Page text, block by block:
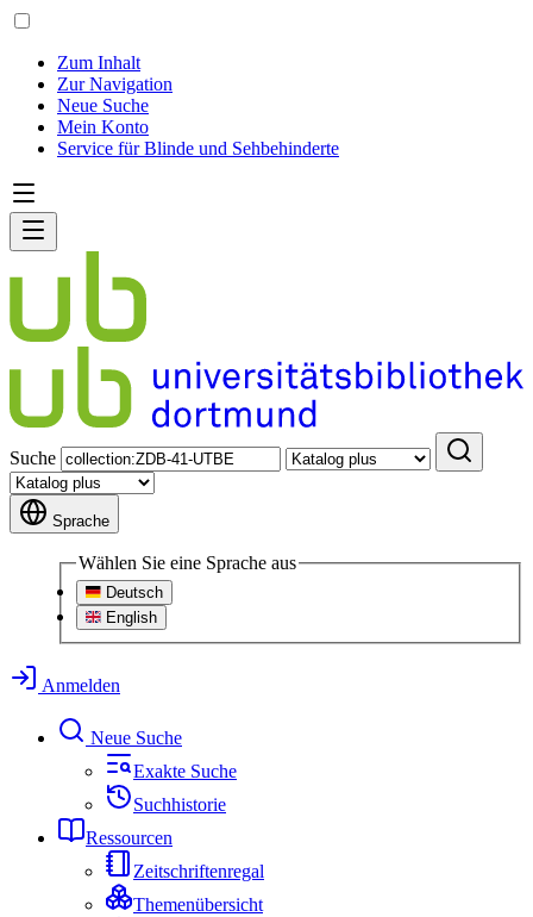
Zum Inhalt
Zur Navigation
Neue Suche
Mein Konto
Service für Blinde und Sehbehinderte
Suche
Sprache
Wählen Sie eine Sprache aus
Deutsch
English
Anmelden
Neue Suche
Exakte Suche
Suchhistorie
Ressourcen
Zeitschriftenregal
Themenübersicht